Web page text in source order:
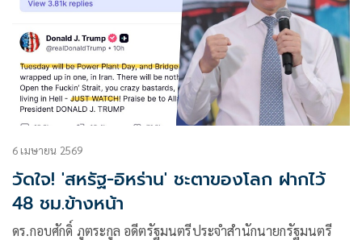
6 เมษายน 2569
วัดใจ! 'สหรัฐ-อิหร่าน' ชะตาของโลก ฝากไว้
48 ชม.ข้างหน้า
ดร.กอบศักดิ์ ภูตระกูล อดีตรัฐมนตรีประจำสำนักนายกรัฐมนตรี